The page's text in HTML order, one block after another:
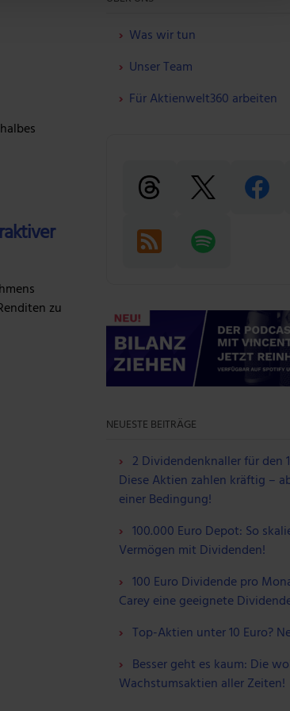
Informationen zu deiner Verwendung unserer
weiter. Unsere Partner führen diese Informationen
zu
Was wir tun
Unser Team
Für Aktienwelt360 arbeiten
NEUESTE BEITRÄGE
2 Dividendenknaller für den
Diese Aktien zahlen kräftig –
einer Bedingung!
100.000 Euro Depot: So
Vermögen mit Dividenden!
100 Euro Dividende pro
Carey eine geeignete
Top-Aktien unter 10 Euro?
Besser geht es kaum: Die
Wachstumsaktien aller Zeiten!